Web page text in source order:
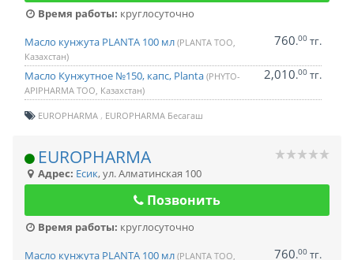
Время работы: круглосуточно
Масло кунжута PLANTA 100 мл (PLANTA ТОО,
Казахстан)
760.00 тг.
Масло Кунжутное №150, капс, Planta (PHYTO-
APIPHARMA ТОО, Казахстан)
2,010.00 тг.
EUROPHARMA EUROPHARMA Бесагаш
EUROPHARMA
Адрес: Есик,ул. Алматинская 100
Позвонить
Время работы: круглосуточно
Масло кунжута PLANTA 100 мл (PLANTA ТОО,
760.00 тг.